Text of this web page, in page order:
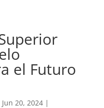
el Futuro
Jun 20, 2024|